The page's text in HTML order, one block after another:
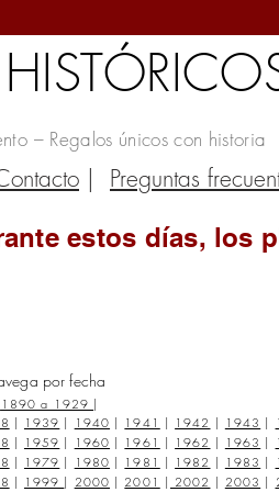
– Regalos únicos con historia
| Preguntas
estos días, los
por fecha
1890 a 1929 |
| 1939 | 1940 | 1941 | 1942 | 1943 |
| 1959 | 1960 | 1961 | 1962 | 1963 |
| 1979 | 1980 | 1981 | 1982 | 1983 |
| 1999 | 2000 | 2001 | 2002 | 2003 |